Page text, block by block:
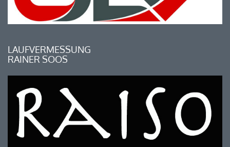
LAUFVERMESSUNG
RAINER SOOS